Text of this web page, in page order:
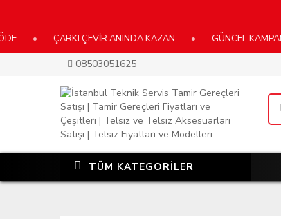
• ÇARKI ÇEVİR ANINDA KAZAN • GÜNCEL
08503051625
TÜM KATEGORİLER